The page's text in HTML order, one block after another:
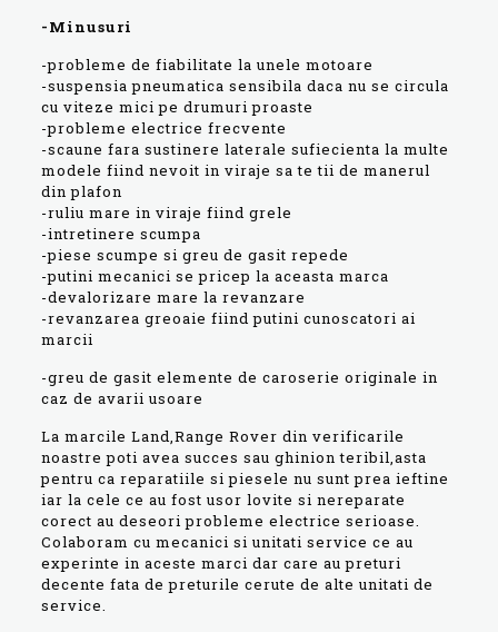
-Minusuri
-probleme de fiabilitate la unele motoare
-suspensia pneumatica sensibila daca nu se circula
cu viteze mici pe drumuri proaste
-probleme electrice frecvente
-scaune fara sustinere laterale sufiecienta la multe
modele fiind nevoit in viraje sa te tii de manerul
din plafon
-ruliu mare in viraje fiind grele
-intretinere scumpa
-piese scumpe si greu de gasit repede
-putini mecanici se pricep la aceasta marca
-devalorizare mare la revanzare
-revanzarea greoaie fiind putini cunoscatori ai
marcii
-greu de gasit elemente de caroserie originale in
caz de avarii usoare
La marcile Land,Range Rover din verificarile
noastre poti avea succes sau ghinion teribil,asta
pentru ca reparatiile si piesele nu sunt prea ieftine
iar la cele ce au fost usor lovite si nereparate
corect au deseori probleme electrice serioase.
Colaboram cu mecanici si unitati service ce au
experinte in aceste marci dar care au preturi
decente fata de preturile cerute de alte unitati de
service.